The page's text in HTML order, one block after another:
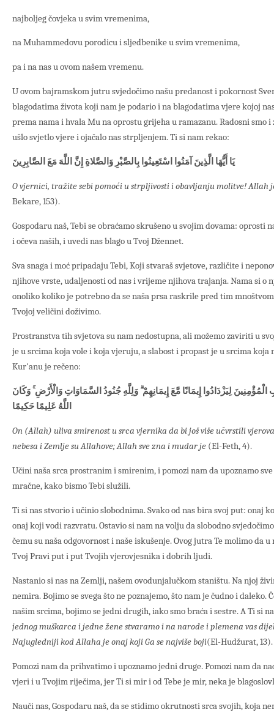
najboljeg čovjeka u svim vremenima,
na Muhammedovu porodicu i sljedbenike u svim vremenima,
pa i na nas u ovom našem vremenu.
U ovom bajramskom jutru svjedočimo našu predanost i pokornost
blagodatima života koji nam je podario i na blagodatima vjere kojoj
prema nama i hvala Mu na oprostu grijeha u ramazanu. Radosni smo i
ušlo svjetlo vjere i ojačalo nas strpljenjem. Ti si nam rekao:
يَا أَيُّهَا الَّذِينَ آمَنُوا اسْتَعِينُوا بِالصَّبْرِ وَالصَّلاةِ إِنَّ اللَّهَ مَعَ الصَّابِرِينَ
O vjernici, tražite sebi pomoći u strpljivosti i obavljanju molitve! Allah
Bekare, 153).
Gospodaru naš, Tebi se obraćamo skrušeno u svojim dovama: oprosti
i očeva naših, i uvedi nas blago u Tvoj Džennet.
Sva snaga i moć pripadaju Tebi, Koji stvaraš svjetove, različite i
njihove vrste, udaljenosti od nas i vrijeme njihova trajanja. Nama si o
onoliko koliko je potrebno da se naša prsa raskrile pred tim
Tvojoj veličini doživimo.
Prostranstva tih svjetova su nam nedostupna, ali možemo zaviriti u
je u srcima koja vole i koja vjeruju, a slabost i propast je u srcima koja
Kur'anu je rečeno:
لِيَزْدَادُوا إِيمَانًا مَّعَ إِيمَانِهِمْ ۗ وَلِلَّهِ جُنُودُ السَّمَاوَاتِ وَالْأَرْضِ ۚ وَكَانَ
اللَّهُ عَلِيمًا حَكِيمًا
On (Allah) uliva smirenost u srca vjernika da bi još više učvrstili
nebesa i Zemlje su Allahove; Allah sve zna i mudar je (El-Feth, 4).
Učini naša srca prostranim i smirenim, i pomozi nam da upoznamo
mračne, kako bismo Tebi služili.
Ti si nas stvorio i učinio slobodnima. Svako od nas bira svoj put: onaj
onaj koji vodi razvratu. Ostavio si nam na volju da slobodno
čemu su naša odgovornost i naše iskušenje. Ovog jutra Te molimo da
Tvoj Pravi put i put Tvojih vjerovjesnika i dobrih ljudi.
Nastanio si nas na Zemlji, našem ovodunjalučkom staništu. Na njoj
nemira. Bojimo se svega što ne poznajemo, što nam je čudno i daleko.
našim srcima, bojimo se jedni drugih, iako smo braća i sestre. A Ti si
jednog muškarca i jedne žene stvaramo i na narode i plemena vas
Najugledniji kod Allaha je onaj koji Ga se najviše boji(El-Hudžurat, 13).
Pomozi nam da prihvatimo i upoznamo jedni druge. Pomozi nam da
vjeri i u Tvojim riječima, jer Ti si mir i od Tebe je mir, neka je
Nauči nas, Gospodaru naš, da se stidimo okrutnosti srca svojih, koja